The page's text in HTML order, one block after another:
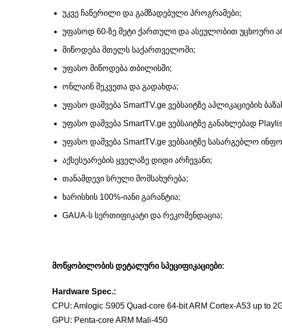
უკვე ჩაწერილი და გამზადებული პროგრამები;
უფასოდ 60-ზე მეტი ქართული და ასეულობით უცხოური
მიწოდება მთელს საქართველოში;
უფასო მიწოდება თბილისში;
ონლაინ შეკვეთა და გადახდა;
უფასო დაშვება SmartTV.ge ვებსაიტზე აპლიკაციების
უფასო დაშვება SmartTV.ge ვებსაიტზე განახლებად
უფასო დაშვება SmartTV.ge ვებსაიტზე სასარგებლო
აქსესუარების ყველაზე დიდი არჩევანი;
თანამდევი სრული მომსახურება;
ხარისხის 100%-იანი გარანტია;
GAUA-ს სერთიფიკატი და რეკომენდაცია;
მოწყობილობის დეტალური სპეციფიკაციები:
Hardware Spec.:
CPU: Amlogic S905 Quad-core 64-bit ARM Cortex-A53 up to
GPU: Penta-core ARM Mali-450